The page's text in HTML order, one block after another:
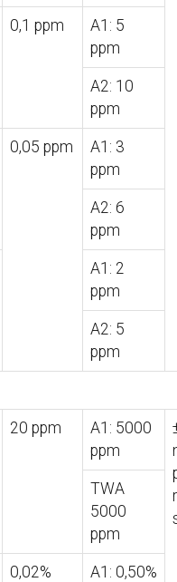
0,1 ppm
A1: 5
ppm
A2: 10
ppm
0,05 ppm
A1: 3
ppm
A2: 6
ppm
A1: 2
ppm
A2: 5
ppm
20 ppm
A1: 5000
ppm
TWA
5000
ppm
0,02%
A1: 0,50%